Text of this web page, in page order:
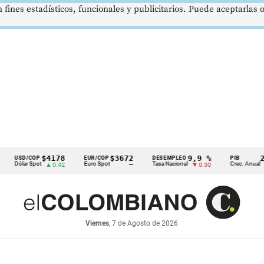
COP
Spot
$4178
▲ 0.42
EUR/COP
Euro Spot
$3672
—
DESEMPLEO
Tasa Nacional
9,9 %
▼ 0.30
PIB
Crec. Anual
2,8 %
▲ 0.10
Viernes, 7 de Agosto de 2026
estadísticos, funcionales y publicitarios. Puede aceptarlas